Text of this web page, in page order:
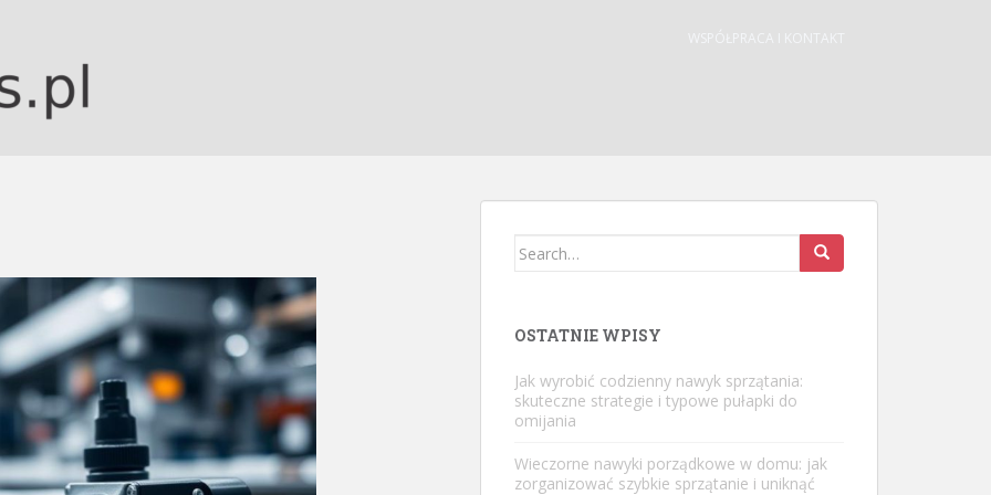
WSPÓŁPRACA I KONTAKT
Search
OSTATNIE WPISY
Jak wyrobić codzienny nawyk sprzątania:
skuteczne strategie i typowe pułapki do
omijania
Wieczorne nawyki porządkowe w domu: jak
zorganizować szybkie sprzątanie i uniknąć